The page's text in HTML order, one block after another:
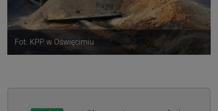
Fot. KPP w Oświęcimiu